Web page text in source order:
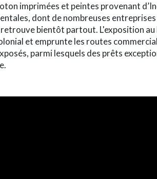
imprimées et peintes provenant
dont de nombreuses
bientôt partout. L'exposition
et emprunte les routes
parmi lesquels des prêts